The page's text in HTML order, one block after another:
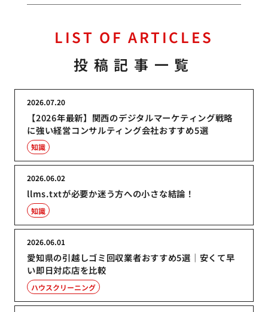
LIST OF ARTICLES
投稿記事一覧
【2026年最新】関西のデジタルマーケティング戦略
に強い経営コンサルティング会社おすすめ5選
2026.07.20
知識
llms.txtが必要か迷う方への小さな結論！
2026.06.02
知識
愛知県の引越しゴミ回収業者おすすめ5選｜安くて早
い即日対応店を比較
2026.06.01
ハウスクリーニング